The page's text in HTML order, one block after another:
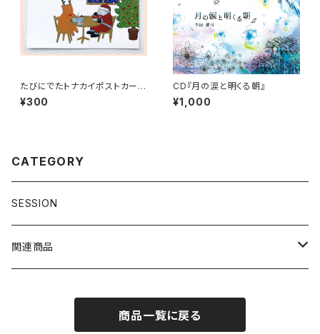
たびにでたトナカイポストカード
「クリスマスイヴ」
¥300
CD『月の涙と明くる朝』
¥1,000
CATEGORY
SESSION
関連商品
商品一覧に戻る